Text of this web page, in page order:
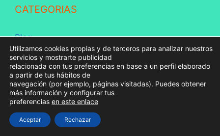
CATEGORIAS
Blog
Dietas
Ejercicios
Enfermedades
Entrenamientos
Fitness
Utilizamos cookies propias y de terceros para analizar nuestros
servicios y mostrarte publicidad
relacionada con tus preferencias en base a un perfil elaborado
a partir de tus hábitos de
navegación (por ejemplo, páginas visitadas). Puedes obtener
más información y configurar tus
preferencias en este enlace
Aceptar Rechazar